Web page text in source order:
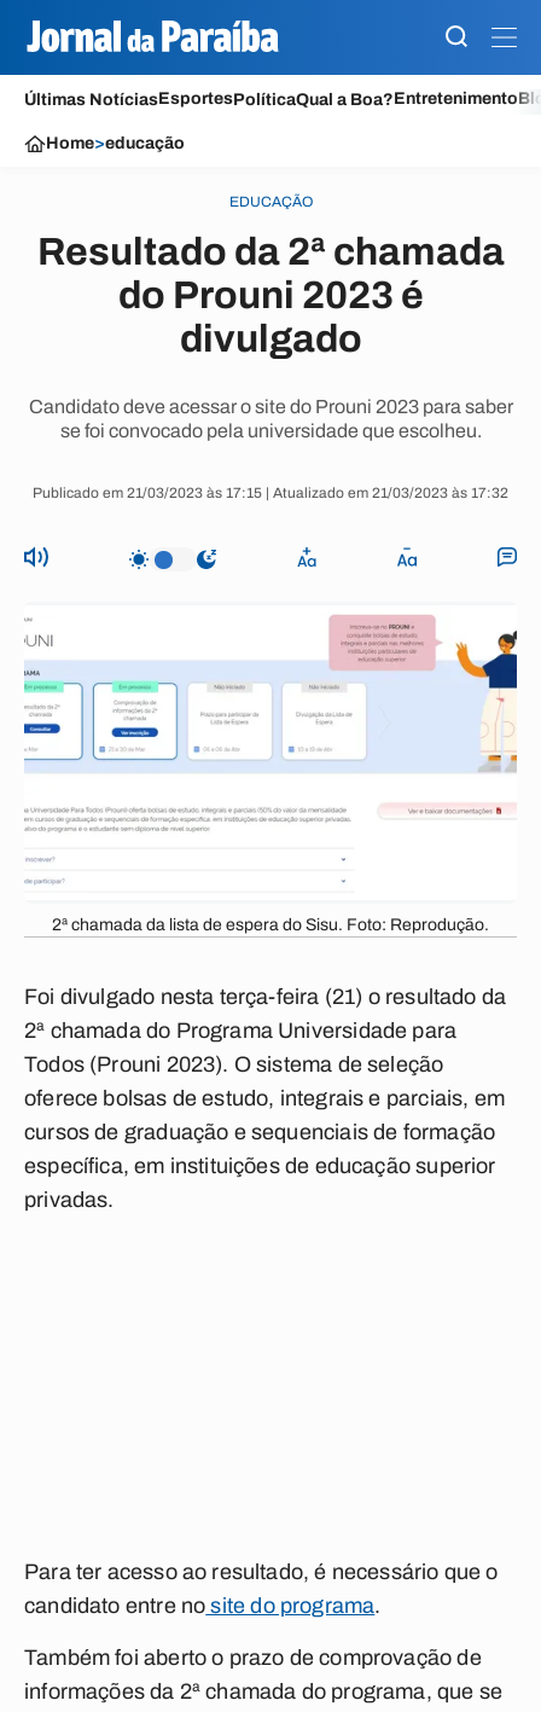
Últimas NotíciasEsportesPolíticaQual a Boa?Entretenimento
Home>educação
EDUCAÇÃO
Resultado da 2ª chamada
do Prouni 2023 é
divulgado
Candidato deve acessar o site do Prouni 2023 para saber
se foi convocado pela universidade que escolheu.
Publicado em 21/03/2023 às 17:15 | Atualizado em 21/03/2023 às 17:32
2ª chamada da lista de espera do Sisu. Foto: Reprodução.
Foi divulgado nesta terça-feira (21) o resultado da
2ª chamada do Programa Universidade para
Todos (Prouni 2023). O sistema de seleção
oferece bolsas de estudo, integrais e parciais, em
cursos de graduação e sequenciais de formação
específica, em instituições de educação superior
privadas.
Para ter acesso ao resultado, é necessário que o
candidato entre no site do programa.
Também foi aberto o prazo de comprovação de
informações da 2ª chamada do programa, que se